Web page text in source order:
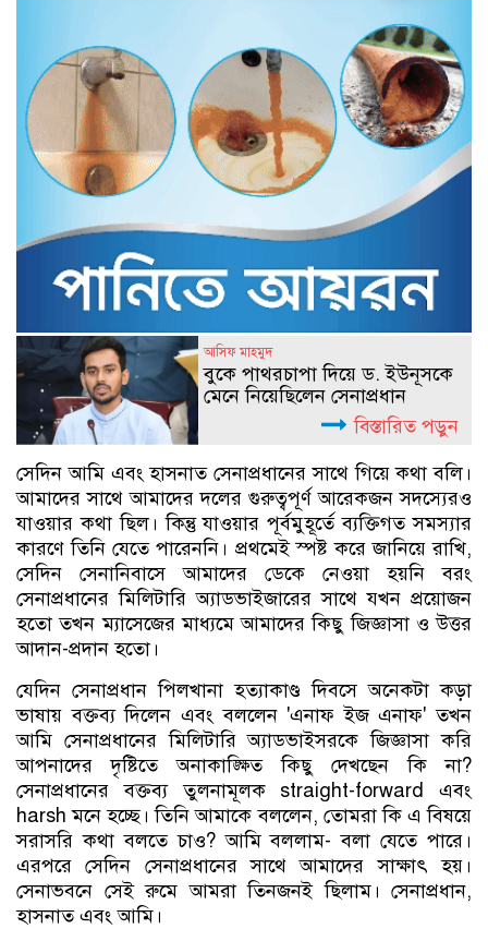
আসিফ মাহমুদ
বুকে পাথরচাপা দিয়ে ড. ইউনূসকে
মেনে নিয়েছিলেন সেনাপ্রধান
বিস্তারিত পড়ুন
সেদিন আমি এবং হাসনাত সেনাপ্রধানের সাথে গিয়ে কথা বলি।
আমাদের সাথে আমাদের দলের গুরুত্বপূর্ণ আরেকজন সদস্যেরও
যাওয়ার কথা ছিল। কিন্তু যাওয়ার পূর্বমুহূর্তে ব্যক্তিগত সমস্যার
কারণে তিনি যেতে পারেননি। প্রথমেই স্পষ্ট করে জানিয়ে রাখি,
সেদিন সেনানিবাসে আমাদের ডেকে নেওয়া হয়নি বরং
সেনাপ্রধানের মিলিটারি অ্যাডভাইজারের সাথে যখন প্রয়োজন
হতো তখন ম্যাসেজের মাধ্যমে আমাদের কিছু জিজ্ঞাসা ও উত্তর
আদান-প্রদান হতো।
যেদিন সেনাপ্রধান পিলখানা হত্যাকাণ্ড দিবসে অনেকটা কড়া
ভাষায় বক্তব্য দিলেন এবং বললেন 'এনাফ ইজ এনাফ' তখন
আমি সেনাপ্রধানের মিলিটারি অ্যাডভাইসরকে জিজ্ঞাসা করি
আপনাদের দৃষ্টিতে অনাকাঙ্ক্ষিত কিছু দেখছেন কি না?
সেনাপ্রধানের বক্তব্য তুলনামূলক straight-forward এবং
harsh মনে হচ্ছে। তিনি আমাকে বললেন, তোমরা কি এ বিষয়ে
সরাসরি কথা বলতে চাও? আমি বললাম- বলা যেতে পারে।
এরপরে সেদিন সেনাপ্রধানের সাথে আমাদের সাক্ষাৎ হয়।
সেনাভবনে সেই রুমে আমরা তিনজনই ছিলাম। সেনাপ্রধান,
হাসনাত এবং আমি।